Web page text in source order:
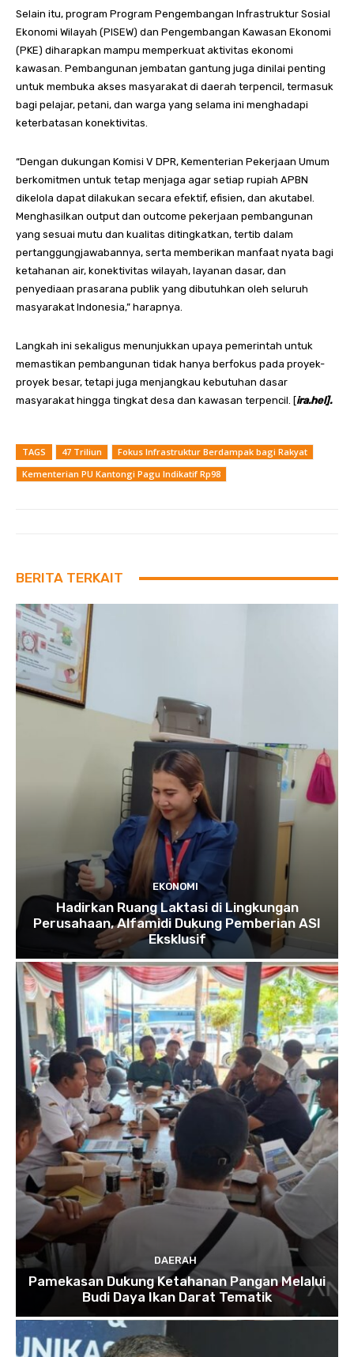
Selain itu, program Program Pengembangan Infrastruktur Sosial
Ekonomi Wilayah (PISEW) dan Pengembangan Kawasan Ekonomi
(PKE) diharapkan mampu memperkuat aktivitas ekonomi
kawasan. Pembangunan jembatan gantung juga dinilai penting
untuk membuka akses masyarakat di daerah terpencil, termasuk
bagi pelajar, petani, dan warga yang selama ini menghadapi
keterbatasan konektivitas.
“Dengan dukungan Komisi V DPR, Kementerian Pekerjaan Umum
berkomitmen untuk tetap menjaga agar setiap rupiah APBN
dikelola dapat dilakukan secara efektif, efisien, dan akutabel.
Menghasilkan output dan outcome pekerjaan pembangunan
yang sesuai mutu dan kualitas ditingkatkan, tertib dalam
pertanggungjawabannya, serta memberikan manfaat nyata bagi
ketahanan air, konektivitas wilayah, layanan dasar, dan
penyediaan prasarana publik yang dibutuhkan oleh seluruh
masyarakat Indonesia,” harapnya.
Langkah ini sekaligus menunjukkan upaya pemerintah untuk
memastikan pembangunan tidak hanya berfokus pada proyek-
proyek besar, tetapi juga menjangkau kebutuhan dasar
masyarakat hingga tingkat desa dan kawasan terpencil. [ira.hel].
TAGS 47 Triliun
Fokus Infrastruktur Berdampak bagi Rakyat
Kementerian PU Kantongi Pagu Indikatif Rp98
BERITA TERKAIT
EKONOMI
Hadirkan Ruang Laktasi di Lingkungan
Perusahaan, Alfamidi Dukung Pemberian ASI
Eksklusif
DAERAH
Pamekasan Dukung Ketahanan Pangan Melalui
Budi Daya Ikan Darat Tematik